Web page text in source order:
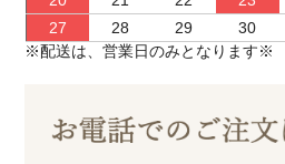
27
28 29
30
※配送は、営業日のみとなります※